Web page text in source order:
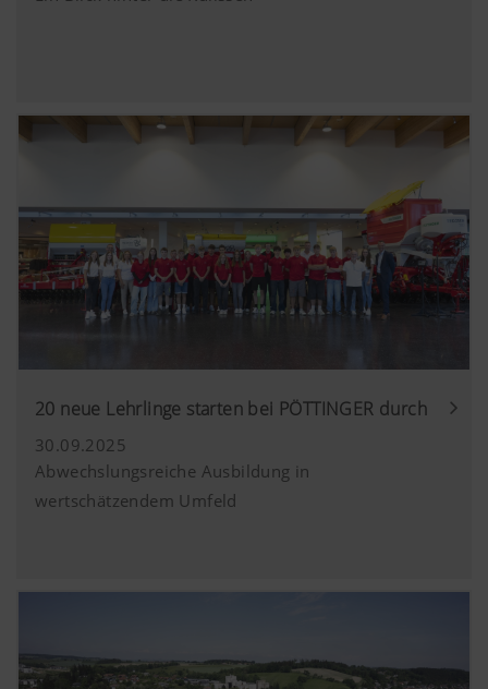
20 neue Lehrlinge starten bei PÖTTINGER durch
30.09.2025
Abwechslungsreiche Ausbildung in
wertschätzendem Umfeld